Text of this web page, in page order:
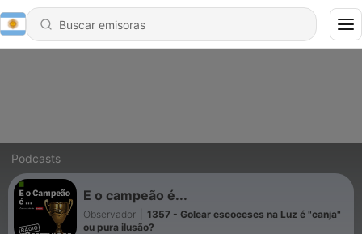
Podcasts
E o campeão é...
Observador
1357 - Golear escoceses na Luz é "canja"
ou pura ilusão?